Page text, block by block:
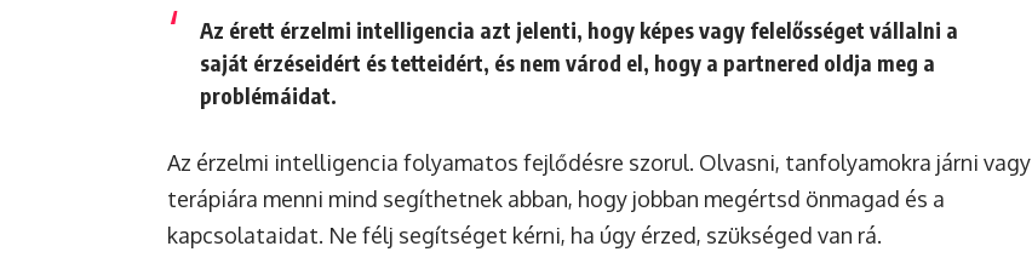
Az érett érzelmi intelligencia azt jelenti, hogy képes vagy felelősséget vállalni a
saját érzéseidért és tetteidért, és nem várod el, hogy a partnered oldja meg a
problémáidat.
Az érzelmi intelligencia folyamatos fejlődésre szorul. Olvasni, tanfolyamokra járni vagy
terápiára menni mind segíthetnek abban, hogy jobban megértsd önmagad és a
kapcsolataidat. Ne félj segítséget kérni, ha úgy érzed, szükséged van rá.